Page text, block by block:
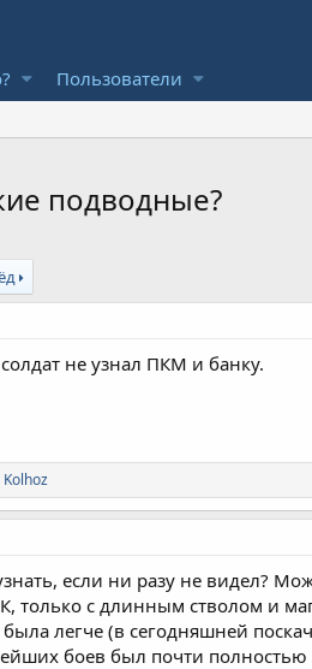
Пользователи
подводные?
не узнал ПКМ и банку.
Kolhoz
если ни разу не видел?
только с длинным стволом и
легче (в сегодняшней
боев был почти